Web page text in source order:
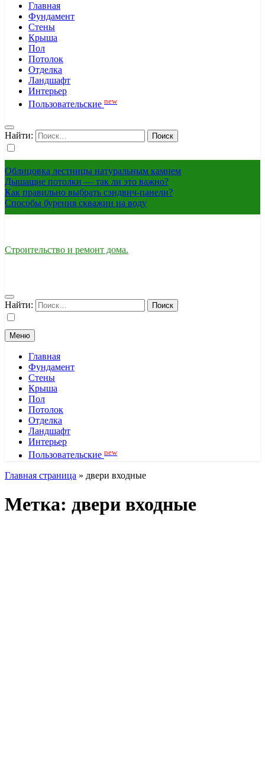
Главная
Фундамент
Стены
Крыша
Пол
Потолок
Отделка
Ландшафт
Интерьер
Пользовательские new
Найти:
Облицовка лестницы натуральным камнем
Дышащие потолки — так ли это важно?
Как правильно выбрать сэндвич-панели?
Способы бурения скважин на воду
Строительство и ремонт дома.
Найти:
Меню
Главная
Фундамент
Стены
Крыша
Пол
Потолок
Отделка
Ландшафт
Интерьер
Пользовательские new
Главная страница » двери входные
Метка: двери входные